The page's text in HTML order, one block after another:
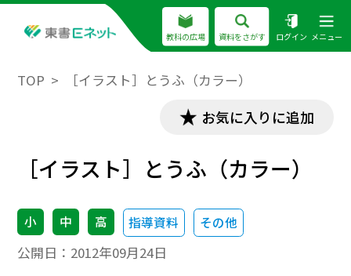
教科の広場 資料をさがす ログイン メニュー
TOP ［イラスト］とうふ（カラー）
お気に入りに追加
［イラスト］とうふ（カラー）
小 中 高 指導資料 その他
公開日： 2012年09月24日